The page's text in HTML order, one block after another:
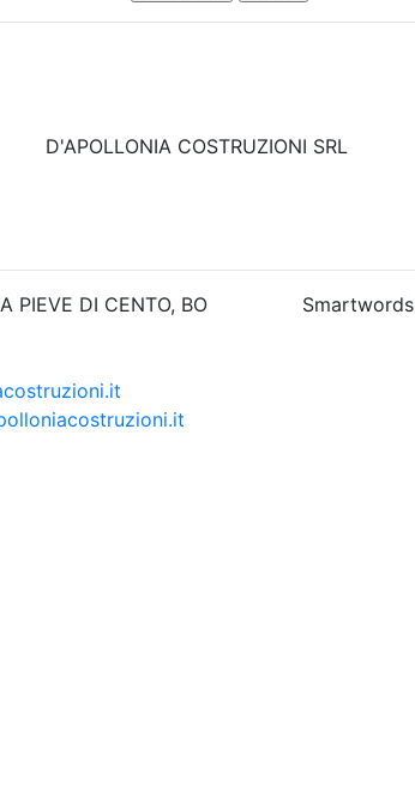
D'APOLLONIA COSTRUZIONI SRL
PIEVE DI CENTO, BO
Smartwords